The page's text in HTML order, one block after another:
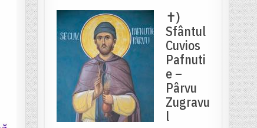
✝)
Sfântul
Cuvios
Pafnuti
e –
Pârvu
Zugravu
l